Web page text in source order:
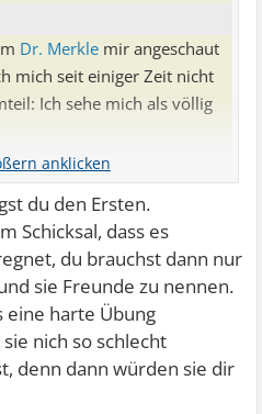
Dr. Merkle mir angeschaut
mich seit einiger Zeit nicht
Ich sehe mich als völlig
dass ich mit Kritik und
kann. Da liegt wohl mein
du den Ersten.
Schicksal, dass es
du brauchst dann nur
sie Freunde zu nennen.
eine harte Übung
nich so schlecht
denn dann würden sie dir